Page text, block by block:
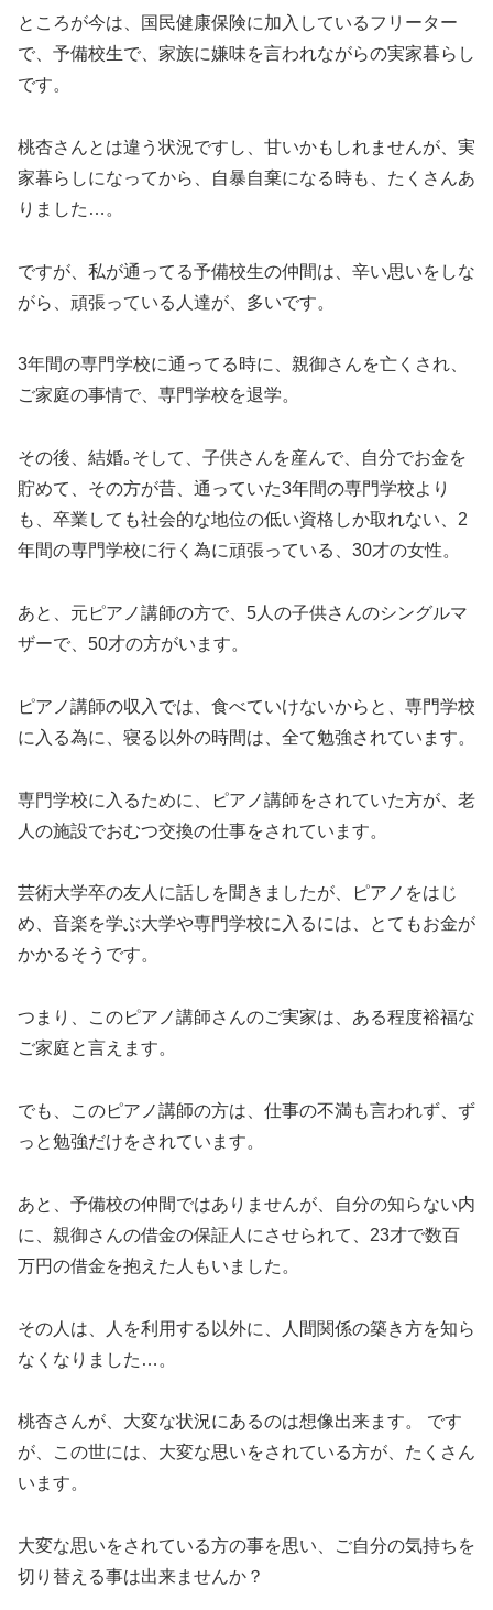
ところが今は、国民健康保険に加入しているフリーター
で、予備校生で、家族に嫌味を言われながらの実家暮らし
です。
桃杏さんとは違う状況ですし、甘いかもしれませんが、実
家暮らしになってから、自暴自棄になる時も、たくさんあ
りました…。
ですが、私が通ってる予備校生の仲間は、辛い思いをしな
がら、頑張っている人達が、多いです。
3年間の専門学校に通ってる時に、親御さんを亡くされ、
ご家庭の事情で、専門学校を退学。
その後、結婚｡そして、子供さんを産んで、自分でお金を
貯めて、その方が昔、通っていた3年間の専門学校より
も、卒業しても社会的な地位の低い資格しか取れない、2
年間の専門学校に行く為に頑張っている、30才の女性。
あと、元ピアノ講師の方で、5人の子供さんのシングルマ
ザーで、50才の方がいます。
ピアノ講師の収入では、食べていけないからと、専門学校
に入る為に、寝る以外の時間は、全て勉強されています。
専門学校に入るために、ピアノ講師をされていた方が、老
人の施設でおむつ交換の仕事をされています。
芸術大学卒の友人に話しを聞きましたが、ピアノをはじ
め、音楽を学ぶ大学や専門学校に入るには、とてもお金が
かかるそうです。
つまり、このピアノ講師さんのご実家は、ある程度裕福な
ご家庭と言えます。
でも、このピアノ講師の方は、仕事の不満も言われず、ず
っと勉強だけをされています。
あと、予備校の仲間ではありませんが、自分の知らない内
に、親御さんの借金の保証人にさせられて、23才で数百
万円の借金を抱えた人もいました。
その人は、人を利用する以外に、人間関係の築き方を知ら
なくなりました…。
桃杏さんが、大変な状況にあるのは想像出来ます。 です
が、この世には、大変な思いをされている方が、たくさん
います。
大変な思いをされている方の事を思い、ご自分の気持ちを
切り替える事は出来ませんか？